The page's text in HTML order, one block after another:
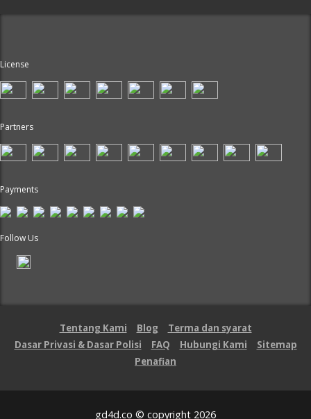
License
Partners
Payments
Follow Us
Tentang Kami Blog
Terma dan syarat
Dasar Privasi & Dasar Polisi
FAQ Hubungi Kami
Sitemap
Penafian
gd4d.co © copyright 2026